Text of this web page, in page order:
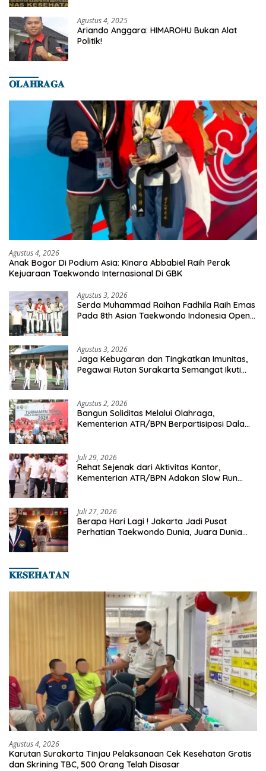
Agustus 4, 2025
Ariando Anggara: HIMAROHU Bukan Alat
Politik!
𝐎𝐋𝐀𝐇𝐑𝐀𝐆𝐀
Agustus 4, 2026
Anak Bogor Di Podium Asia: Kinara Abbabiel Raih Perak
Kejuaraan Taekwondo Internasional Di GBK
Agustus 3, 2026
Serda Muhammad Raihan Fadhila Raih Emas
Pada 8th Asian Taekwondo Indonesia Open
Agustus 3, 2026
Jaga Kebugaran dan Tingkatkan Imunitas,
Pegawai Rutan Surakarta Semangat Ikuti
Agustus 2, 2026
Bangun Soliditas Melalui Olahraga,
Kementerian ATR/BPN Berpartisipasi Dalam
Juli 29, 2026
Rehat Sejenak dari Aktivitas Kantor,
Kementerian ATR/BPN Adakan Slow Run
Juli 27, 2026
Berapa Hari Lagi ! Jakarta Jadi Pusat
Perhatian Taekwondo Dunia, Juara Dunia
𝐊𝐄𝐒𝐄𝐇𝐀𝐓𝐀𝐍
Agustus 4, 2026
Karutan Surakarta Tinjau Pelaksanaan Cek Kesehatan Gratis
dan Skrining TBC, 500 Orang Telah Disasar